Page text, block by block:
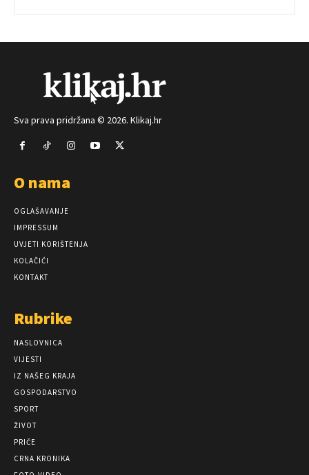
Sva prava pridržana © 2026. Klikaj.hr
O nama
OGLAŠAVANJE
IMPRESSUM
UVJETI KORIŠTENJA
KOLAČIĆI
KONTAKT
Rubrike
NASLOVNICA
VIJESTI
IZ NAŠEG KRAJA
GOSPODARSTVO
SPORT
ŽIVOT
PRIČE
CRNA KRONIKA